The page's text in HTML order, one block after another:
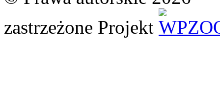
zastrzeżone Projekt